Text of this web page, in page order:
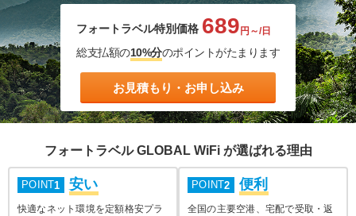
フォートラベル特別価格 689円～/日
総支払額の10%分のポイントがたまります
お見積もり・お申し込み
フォートラベル GLOBAL WiFi が選ばれる理由
POINT1 安い
快適なネット環境を定額格安プラ
POINT2 便利
全国の主要空港、宅配で受取・返